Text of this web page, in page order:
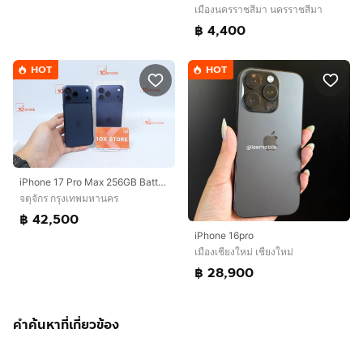
เมืองนครราชสีมา นครราชสีมา
฿ 4,400
HOT
iPhone 17 Pro Max 256GB Batt100 03.2027
จตุจักร กรุงเทพมหานคร
฿ 42,500
HOT
iPhone 16pro
เมืองเชียงใหม่ เชียงใหม่
฿ 28,900
คำค้นหาที่เกี่ยวข้อง